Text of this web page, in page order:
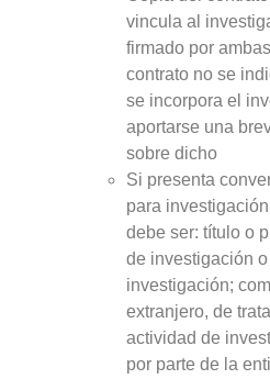
vincula al
firmado por
contrato no se
se incorpora el
aportarse una
sobre dicho
Si presenta
para
debe ser: título o
de investigación
investigación;
extranjero, de
actividad de
por parte de la